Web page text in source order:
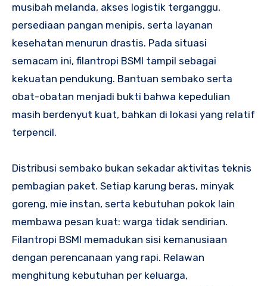
musibah melanda, akses logistik terganggu,
persediaan pangan menipis, serta layanan
kesehatan menurun drastis. Pada situasi
semacam ini, filantropi BSMI tampil sebagai
kekuatan pendukung. Bantuan sembako serta
obat-obatan menjadi bukti bahwa kepedulian
masih berdenyut kuat, bahkan di lokasi yang relatif
terpencil.
Distribusi sembako bukan sekadar aktivitas teknis
pembagian paket. Setiap karung beras, minyak
goreng, mie instan, serta kebutuhan pokok lain
membawa pesan kuat: warga tidak sendirian.
Filantropi BSMI memadukan sisi kemanusiaan
dengan perencanaan yang rapi. Relawan
menghitung kebutuhan per keluarga,